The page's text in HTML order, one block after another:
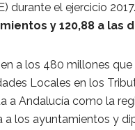
durante el ejercicio
y 120,88 a las
a los 480 millones
Locales en los
a Andalucía como la
a los ayuntamientos y